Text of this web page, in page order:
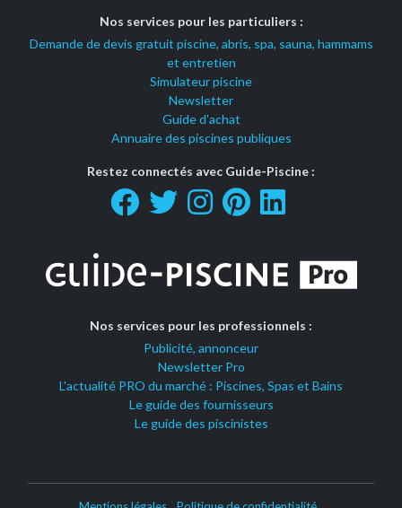
Nos services pour les particuliers :
Demande de devis gratuit piscine, abris, spa, sauna, hammams
et entretien
Simulateur piscine
Newsletter
Guide d'achat
Annuaire des piscines publiques
Restez connectés avec Guide-Piscine :
Nos services pour les professionnels :
Publicité, annonceur
Newsletter Pro
L'actualité PRO du marché : Piscines, Spas et Bains
Le guide des fournisseurs
Le guide des piscinistes